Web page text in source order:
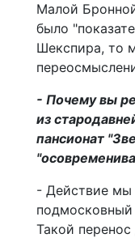
Малой
было
Шекспира, то
- Почему вы
из
пансионат
- Действие мы
подмосковный
Такой